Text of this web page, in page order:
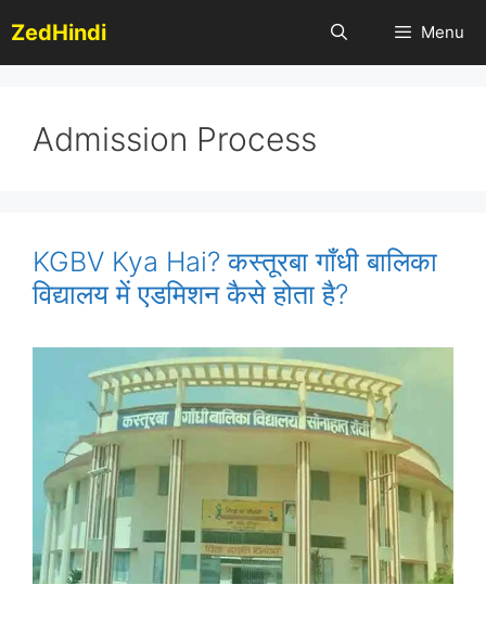
to
content
ZedHindi Menu
Admission Process
KGBV Kya Hai? कस्तूरबा गाँधी बालिका
विद्यालय में एडमिशन कैसे होता है?